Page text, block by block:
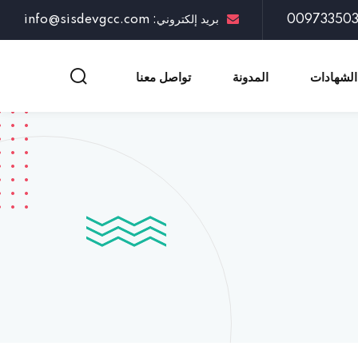
بريد إلكتروني: info@sisdevgcc.com
الشهادات المدونة تواصل معنا